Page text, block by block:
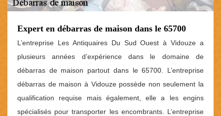
Expert en débarras de maison dans le 65700
L’entreprise Les Antiquaires Du Sud Ouest à Vidouze a
plusieurs années d’expérience dans le domaine de
débarras de maison partout dans le 65700. L’entreprise
débarras de maison à Vidouze possède non seulement la
qualification requise mais également, elle a les engins
spécialisés pour transporter les encombrants. L’entreprise